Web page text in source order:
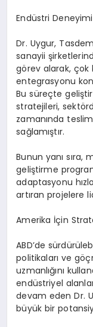
Endüstri
Dr. Uygur,
sanayii
görev alarak,
entegrasyonu
Bu süreçte
stratejileri,
zamanında
sağlamıştır.
Bunun yanı
geliştirme
adaptasyonu
artıran projelere
Amerika İçin
ABD’de
politikaları ve
uzmanlığını
endüstriyel
devam eden Dr.
büyük bir